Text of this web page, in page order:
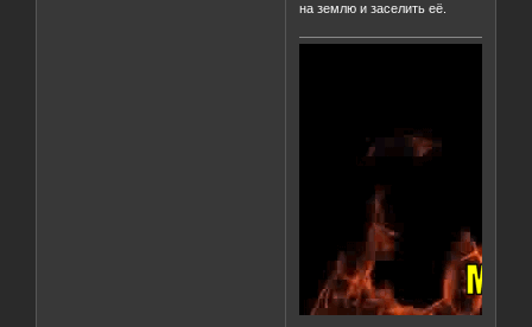
на землю и заселить её.